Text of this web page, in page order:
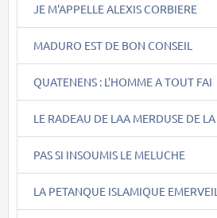
JE M'APPELLE ALEXIS CORBIERE
MADURO EST DE BON CONSEIL
QUATENENS : L'HOMME A TOUT FAI
LE RADEAU DE LAA MERDUSE DE LA
PAS SI INSOUMIS LE MELUCHE
LA PETANQUE ISLAMIQUE EMERVEIL